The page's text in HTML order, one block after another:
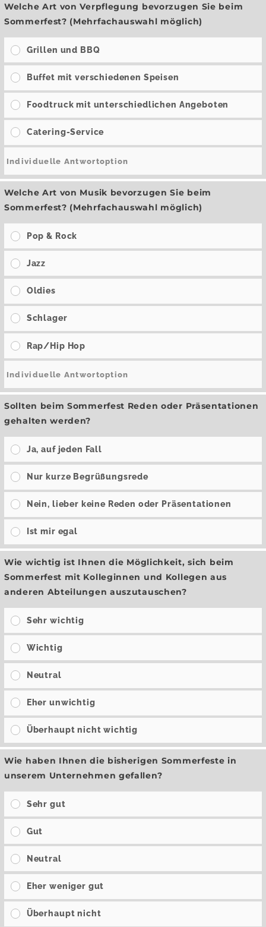
Welche Art von Verpflegung bevorzugen Sie beim
Sommerfest? (Mehrfachauswahl möglich)
Grillen und BBQ
Buffet mit verschiedenen Speisen
Foodtruck mit unterschiedlichen Angeboten
Catering-Service
Welche Art von Musik bevorzugen Sie beim
Sommerfest? (Mehrfachauswahl möglich)
Pop & Rock
Jazz
Oldies
Schlager
Rap/Hip Hop
Sollten beim Sommerfest Reden oder Präsentationen
gehalten werden?
Ja, auf jeden Fall
Nur kurze Begrüßungsrede
Nein, lieber keine Reden oder Präsentationen
Ist mir egal
Wie wichtig ist Ihnen die Möglichkeit, sich beim
Sommerfest mit Kolleginnen und Kollegen aus
anderen Abteilungen auszutauschen?
Sehr wichtig
Wichtig
Neutral
Eher unwichtig
Überhaupt nicht wichtig
Wie haben Ihnen die bisherigen Sommerfeste in
unserem Unternehmen gefallen?
Sehr gut
Gut
Neutral
Eher weniger gut
Überhaupt nicht